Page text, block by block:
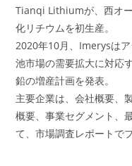
Tianqi Lithiumが、西オ
化リチウムを初生産。
2020年10月、Imerysは
池市場の需要拡大に対応
鉛の増産計画を発表。
主要企業は、会社概要、
概要、事業セグメント、
て、市場調査レポートで